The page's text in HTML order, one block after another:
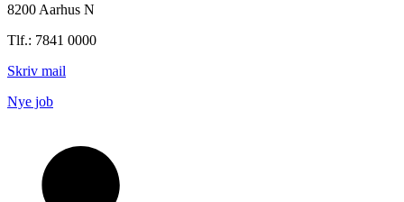
8200 Aarhus N
Tlf.: 7841 0000
Skriv mail
Nye job